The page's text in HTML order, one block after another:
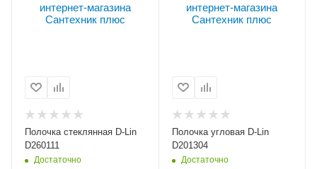
Полочка стеклянная D-Lin
D260111
Достаточно
Полочка угловая D-Lin
D201304
Достаточно